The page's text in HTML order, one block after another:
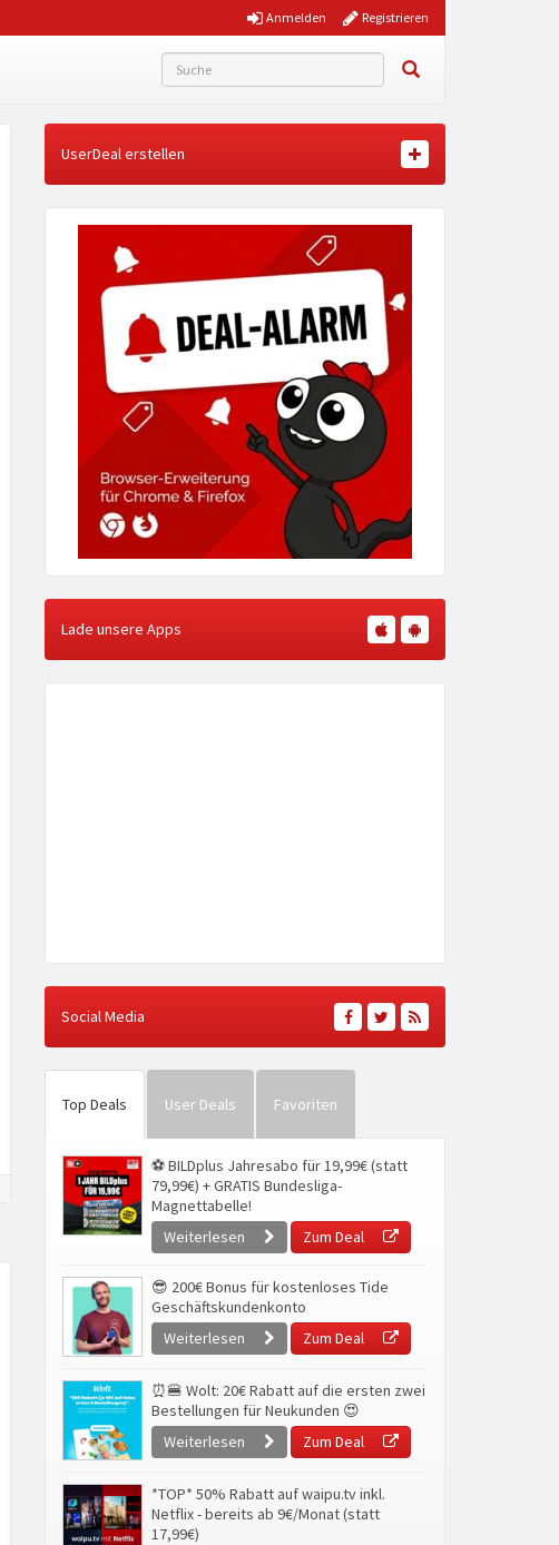
Registrieren
Anmelden
UserDeal erstellen
Lade unsere Apps
Social Media
Top Deals User Deals Favoriten
⚽ BILDplus Jahresabo für 19,99€ (statt
79,99€) + GRATIS Bundesliga-
Magnettabelle!
Weiterlesen
Zum Deal
😎 200€ Bonus für kostenloses Tide
Geschäftskundenkonto
Weiterlesen
Zum Deal
⏰🍔 Wolt: 20€ Rabatt auf die ersten zwei
Bestellungen für Neukunden 😍
Weiterlesen
Zum Deal
*TOP* 50% Rabatt auf waipu.tv inkl.
Netflix - bereits ab 9€/Monat (statt
17,99€)